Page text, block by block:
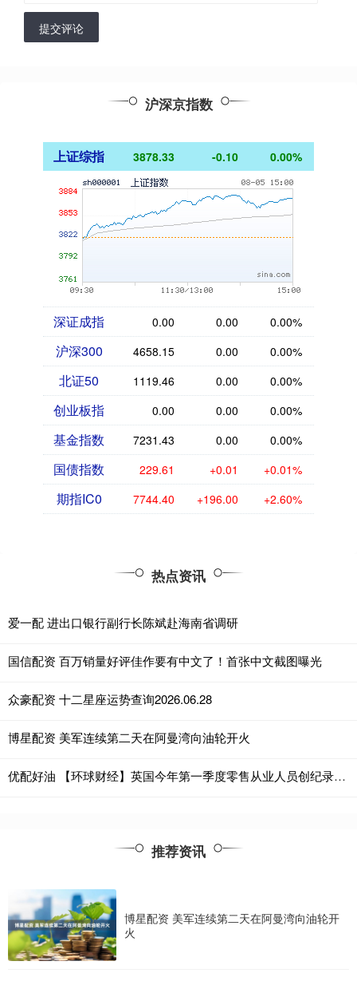
提交评论
沪深京指数
上证综指 3878.33 -0.10 0.00%
深证成指 0.00 0.00 0.00%
沪深300 4658.15 0.00 0.00%
北证50 1119.46 0.00 0.00%
创业板指 0.00 0.00 0.00%
基金指数 7231.43 0.00 0.00%
国债指数 229.61 +0.01 +0.01%
期指IC0 7744.40 +196.00 +2.60%
热点资讯
爱一配 进出口银行副行长陈斌赴海南省调研
国信配资 百万销量好评佳作要有中文了！首张中文截图曝光
众豪配资 十二星座运势查询2026.06.28
博星配资 美军连续第二天在阿曼湾向油轮开火
优配好油 【环球财经】英国今年第一季度零售从业人员创纪录新低
推荐资讯
博星配资 美军连续第二天在阿曼湾向油轮开
火